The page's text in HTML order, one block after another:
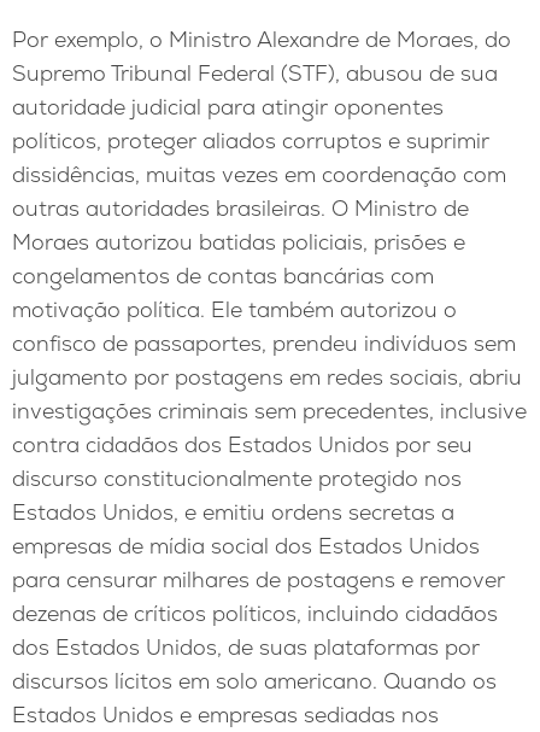
Por exemplo, o Ministro Alexandre de Moraes, do
Supremo Tribunal Federal (STF), abusou de sua
autoridade judicial para atingir oponentes
políticos, proteger aliados corruptos e suprimir
dissidências, muitas vezes em coordenação com
outras autoridades brasileiras. O Ministro de
Moraes autorizou batidas policiais, prisões e
congelamentos de contas bancárias com
motivação política. Ele também autorizou o
confisco de passaportes, prendeu indivíduos sem
julgamento por postagens em redes sociais, abriu
investigações criminais sem precedentes, inclusive
contra cidadãos dos Estados Unidos por seu
discurso constitucionalmente protegido nos
Estados Unidos, e emitiu ordens secretas a
empresas de mídia social dos Estados Unidos
para censurar milhares de postagens e remover
dezenas de críticos políticos, incluindo cidadãos
dos Estados Unidos, de suas plataformas por
discursos lícitos em solo americano. Quando os
Estados Unidos e empresas sediadas nos